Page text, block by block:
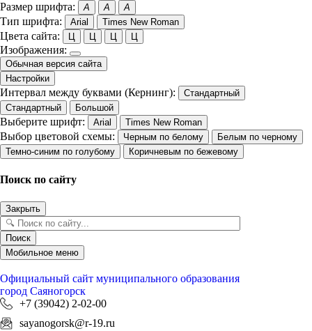
Размер шрифта: A A A
Тип шрифта: Arial Times New Roman
Цвета сайта: Ц Ц Ц Ц
Изображения:
Обычная версия сайта
Настройки
Интервал между буквами (Кернинг):
Стандартный
Стандартный
Большой
Выберите шрифт: Arial Times New Roman
Выбор цветовой схемы: Черным по белому
Белым по черному
Темно-синим по голубому
Коричневым по бежевому
Поиск по сайту
Закрыть
Поиск
Мобильное меню
Официальный сайт муниципального образования
город Саяногорск
+7 (39042) 2-02-00
sayanogorsk@r-19.ru